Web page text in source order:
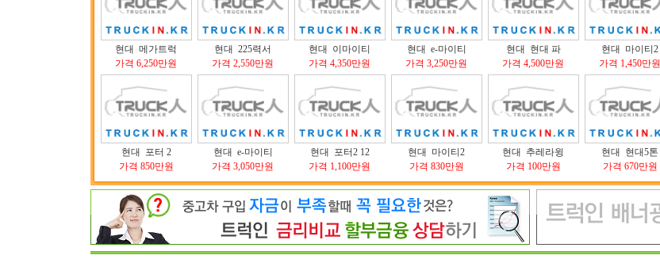
현대 메가트럭
가격 6,250만원
현대 225력서
가격 2,550만원
현대 이마이티
가격 4,350만원
현대 e-마이티
가격 3,250만원
현대 현대 파
가격 4,500만원
현대 마이티2
가격 1,450만원
현대 포터 2
가격 850만원
현대 e-마이티
가격 3,050만원
현대 포터2 12
가격 1,100만원
현대 마이티2
가격 830만원
현대 추레라윙
가격 100만원
현대 현대5톤
가격 670만원